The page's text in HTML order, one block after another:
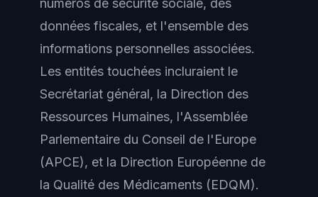
données fiscales, et l'ensemble des
informations personnelles associées.
Les entités touchées incluraient le
Secrétariat général, la Direction des
Ressources Humaines, l'Assemblée
Parlementaire du Conseil de l'Europe
(APCE), et la Direction Européenne de
la Qualité des Médicaments (EDQM).